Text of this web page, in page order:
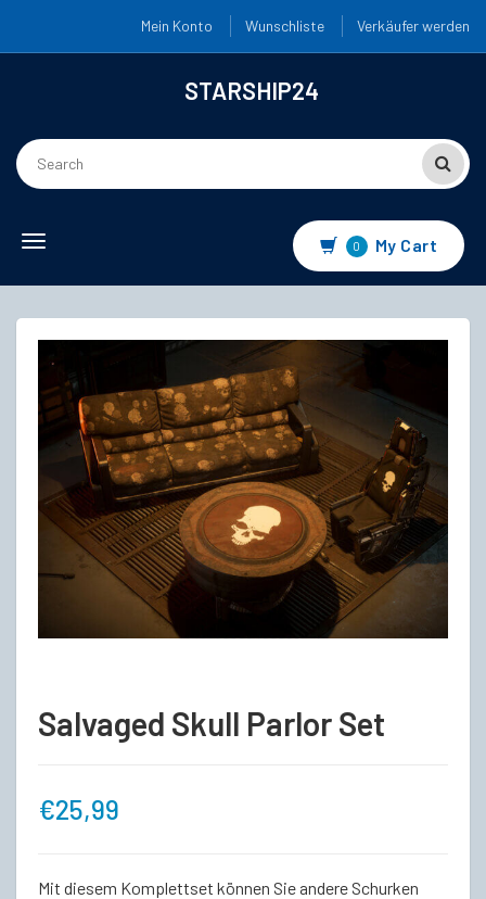
Mein Konto Wunschliste Verkäufer werden
STARSHIP24
Toggle
0 My Cart
Salvaged Skull Parlor Set
€25,99
Mit diesem Komplettset können Sie andere Schurken